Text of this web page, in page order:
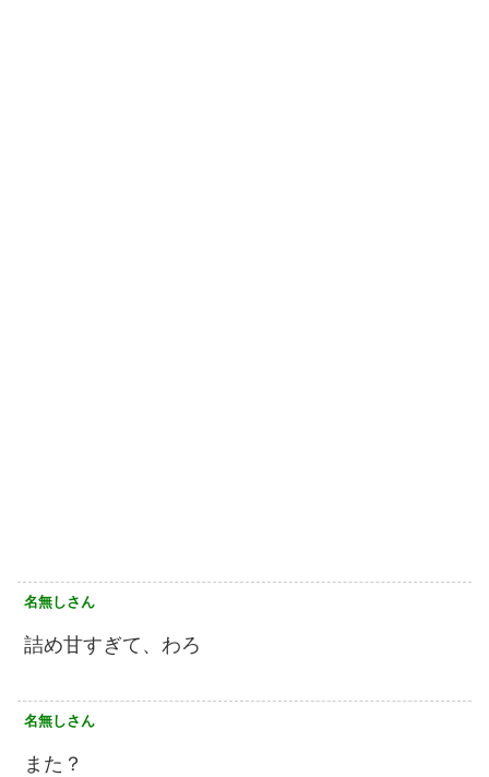
名無しさん
詰め甘すぎて、わろ
名無しさん
また？